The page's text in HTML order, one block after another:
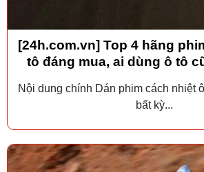
[24h.com.vn] Top 4 hãng
tô đáng mua, ai dùng ô tô
Nội dung chính Dán phim cách nhiệt
bất kỳ...